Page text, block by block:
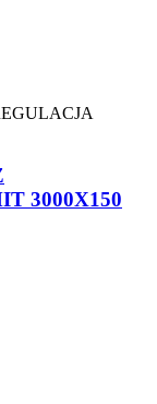
3000X150